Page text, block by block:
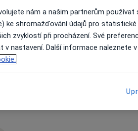
Díky zcela novému
provádět prakticky téměř celé
laseru. Specializuje se zejména na
moč. měchýře, urologické
nám a našim partnerům používat
ke shromažďování údajů pro
zvyklostí při procházení. Své
v nastavení. Další informace naleznete v